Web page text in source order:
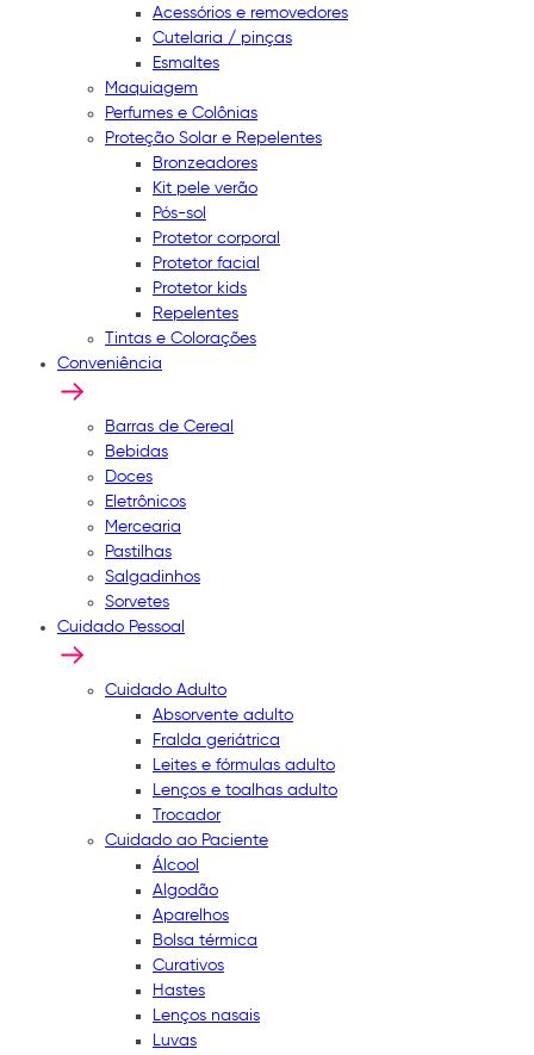
Acessórios e removedores
Cutelaria / pinças
Esmaltes
Maquiagem
Perfumes e Colônias
Proteção Solar e Repelentes
Bronzeadores
Kit pele verão
Pós-sol
Protetor corporal
Protetor facial
Protetor kids
Repelentes
Tintas e Colorações
Conveniência
Barras de Cereal
Bebidas
Doces
Eletrônicos
Mercearia
Pastilhas
Salgadinhos
Sorvetes
Cuidado Pessoal
Cuidado Adulto
Absorvente adulto
Fralda geriátrica
Leites e fórmulas adulto
Lenços e toalhas adulto
Trocador
Cuidado ao Paciente
Álcool
Algodão
Aparelhos
Bolsa térmica
Curativos
Hastes
Lenços nasais
Luvas